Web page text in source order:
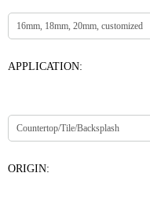
APPLICATION:
ORIGIN: